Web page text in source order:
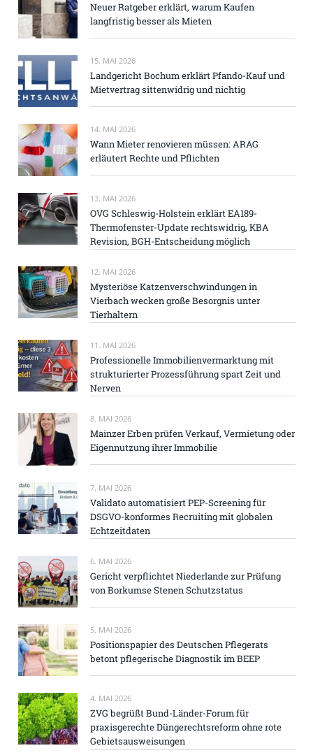
Neuer Ratgeber erklärt, warum Kaufen
langfristig besser als Mieten
15. MAI 2026
Landgericht Bochum erklärt Pfando-Kauf und
Mietvertrag sittenwidrig und nichtig
14. MAI 2026
Wann Mieter renovieren müssen: ARAG
erläutert Rechte und Pflichten
13. MAI 2026
OVG Schleswig-Holstein erklärt EA189-
Thermofenster-Update rechtswidrig, KBA
Revision, BGH-Entscheidung möglich
12. MAI 2026
Mysteriöse Katzenverschwindungen in
Vierbach wecken große Besorgnis unter
Tierhaltern
11. MAI 2026
Professionelle Immobilienvermarktung mit
strukturierter Prozessführung spart Zeit und
Nerven
8. MAI 2026
Mainzer Erben prüfen Verkauf, Vermietung oder
Eigennutzung ihrer Immobilie
7. MAI 2026
Validato automatisiert PEP-Screening für
DSGVO-konformes Recruiting mit globalen
Echtzeitdaten
6. MAI 2026
Gericht verpflichtet Niederlande zur Prüfung
von Borkumse Stenen Schutzstatus
5. MAI 2026
Positionspapier des Deutschen Pflegerats
betont pflegerische Diagnostik im BEEP
4. MAI 2026
ZVG begrüßt Bund-Länder-Forum für
praxisgerechte Düngerechtsreform ohne rote
Gebietsausweisungen